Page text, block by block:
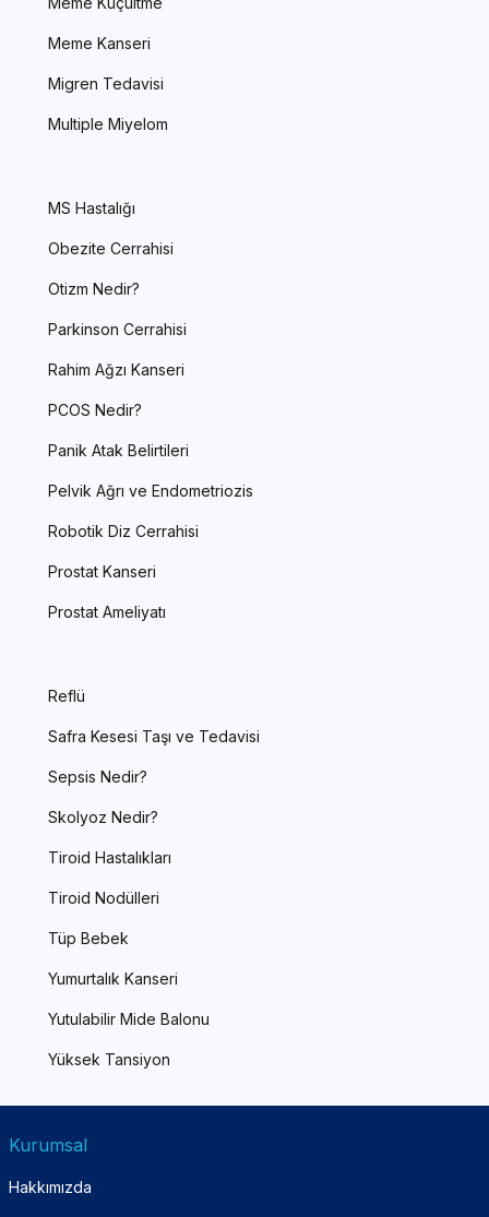
Meme Kanseri
Migren Tedavisi
Multiple Miyelom
MS Hastalığı
Obezite Cerrahisi
Otizm Nedir?
Parkinson Cerrahisi
Rahim Ağzı Kanseri
PCOS Nedir?
Panik Atak Belirtileri
Pelvik Ağrı ve Endometriozis
Robotik Diz Cerrahisi
Prostat Kanseri
Prostat Ameliyatı
Reflü
Safra Kesesi Taşı ve Tedavisi
Sepsis Nedir?
Skolyoz Nedir?
Tiroid Hastalıkları
Tiroid Nodülleri
Tüp Bebek
Yumurtalık Kanseri
Yutulabilir Mide Balonu
Yüksek Tansiyon
Kurumsal
Hakkımızda